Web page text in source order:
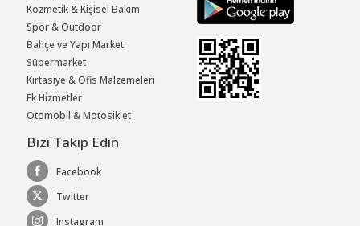
Kozmetik & Kişisel Bakım
Spor & Outdoor
Bahçe ve Yapı Market
Süpermarket
Kırtasiye & Ofis Malzemeleri
Ek Hizmetler
Otomobil & Motosiklet
Bizi Takip Edin
Facebook
Twitter
Instagram